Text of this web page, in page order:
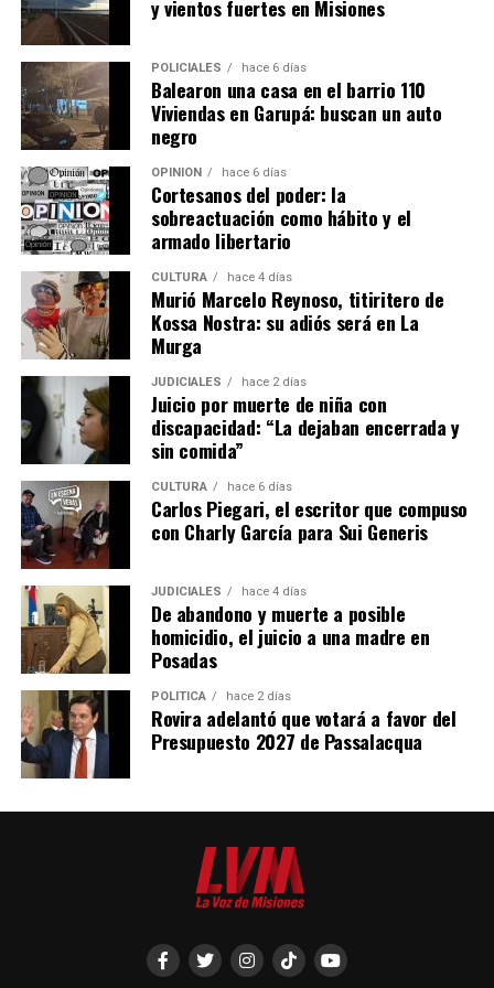
“Sumido en verde temblor”, publicó cuentos, relatos y
regional, entre ellos “Aquí fue”, dedicado a los lugares
mencionados porHoracio Quiroga, y “Piedras en verde
silencio”, inspirado en la historia y el universo de San
Ignacio Miní.
y vientos fuertes en Misiones
POLICIALES hace 6 días
Balearon una casa en el barrio 110
Viviendas en Garupá: buscan un auto
negro
OPINIÓN hace 6 días
Cortesanos del poder: la
sobreactuación como hábito y el
armado libertario
CULTURA hace 4 días
Murió Marcelo Reynoso, titiritero de
Kossa Nostra: su adiós será en La
Murga
JUDICIALES hace 2 días
Juicio por muerte de niña con
discapacidad: “La dejaban encerrada y
sin comida”
CULTURA hace 6 días
Carlos Piegari, el escritor que compuso
con Charly García para Sui Generis
JUDICIALES hace 4 días
De abandono y muerte a posible
homicidio, el juicio a una madre en
Posadas
POLÍTICA hace 2 días
Rovira adelantó que votará a favor del
Presupuesto 2027 de Passalacqua